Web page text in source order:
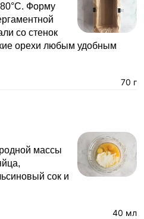
Форму
со стенок
орехи любым удобным
70 г
массы
сок и
40 мл